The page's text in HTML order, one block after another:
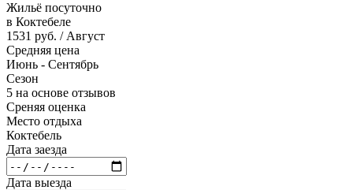
Жильё посуточно
в Коктебеле
1531 руб. / Август
Средняя цена
Июнь - Сентябрь
Сезон
5 на основе отзывов
Среняя оценка
Место отдыха
Коктебель
Дата заезда
Дата выезда